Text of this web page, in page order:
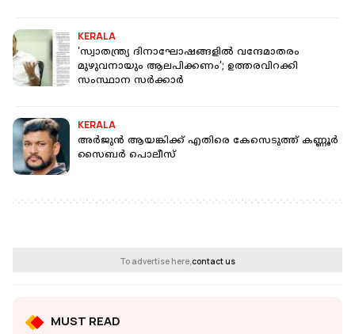
KERALA
'സ്വാതന്ത്ര്യ ദിനാഘോഷങ്ങളിൽ വന്ദേമാതരം
മുഴുവനായും ആലപിക്കണം'; ഉത്തരവിറക്കി
സംസ്ഥാന സർക്കാർ
KERALA
അര്‍ജുന്‍ ആയങ്കിക്ക് എതിരെ കേസെടുത്ത് കണ്ണൂര്‍
സൈബര്‍ പൊലീസ്
To advertise here,contact us
MUST READ